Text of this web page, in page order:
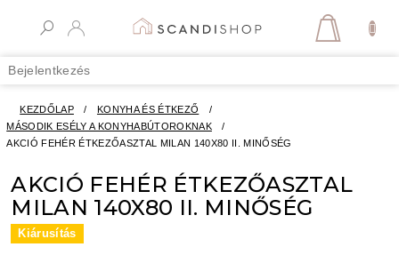
Bejelentkezés
KOSÁR
KEZDŐLAP / KONYHA ÉS ÉTKEZŐ
/
MÁSODIK ESÉLY A KONYHABÚTOROKNAK
/
AKCIÓ FEHÉR ÉTKEZŐASZTAL MILAN 140X80 II. MINŐSÉG
AKCIÓ FEHÉR ÉTKEZŐASZTAL
MILAN 140X80 II. MINŐSÉG
Kiárusítás